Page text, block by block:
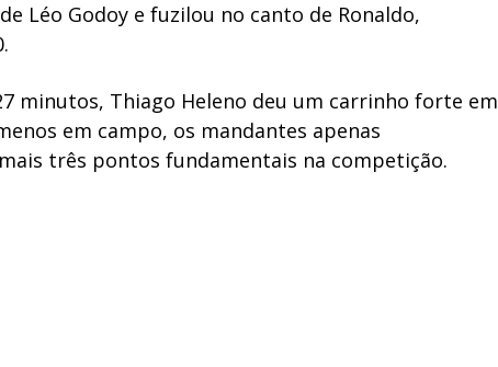
Léo Godoy e fuzilou no canto de Ronaldo,
minutos, Thiago Heleno deu um carrinho forte em
em campo, os mandantes apenas
três pontos fundamentais na competição.